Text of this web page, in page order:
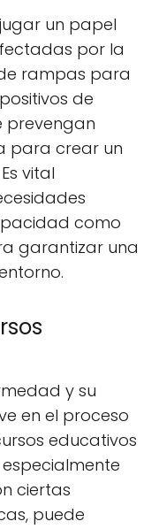
jugar un papel
por la
rampas para
de
prevengan
para crear un
vital
como
garantizar una
y su
en el proceso
educativos
ciertas
puede